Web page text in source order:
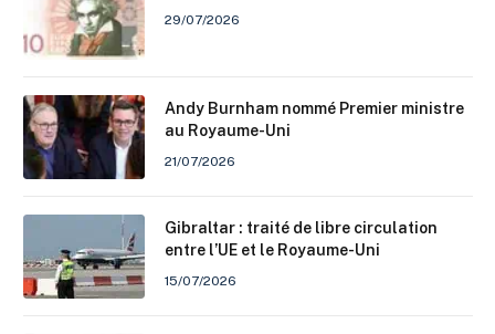
29/07/2026
Andy Burnham nommé Premier ministre
au Royaume-Uni
21/07/2026
Gibraltar : traité de libre circulation
entre l’UE et le Royaume-Uni
15/07/2026